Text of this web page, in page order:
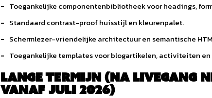
Toegankelijke componentenbibliotheek voor headings,
Standaard contrast-proof huisstijl en kleurenpalet.
Schermlezer-vriendelijke architectuur en semantische
Toegankelijke templates voor blogartikelen, activiteiten
Lange termijn (na livegang
vanaf juli 2026)